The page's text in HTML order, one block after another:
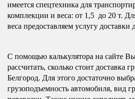
имеется спецтехника для
комплекции и веса: от 1,5 до 20 т.
веса предоставляем услугу доставки
С помощью калькулятора на сайте
рассчитать, сколько стоит доставка
Белгород. Для этого достаточно
грузоподъемность автомобиля, вид